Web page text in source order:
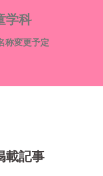
学科
称変更予定
載記事